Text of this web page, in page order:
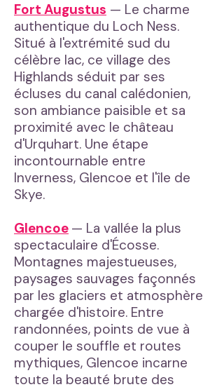
Fort Augustus — Le charme
authentique du Loch Ness.
Situé à l'extrémité sud du
célèbre lac, ce village des
Highlands séduit par ses
écluses du canal calédonien,
son ambiance paisible et sa
proximité avec le château
d'Urquhart. Une étape
incontournable entre
Inverness, Glencoe et l'île de
Skye.
Glencoe — La vallée la plus
spectaculaire d'Écosse.
Montagnes majestueuses,
paysages sauvages façonnés
par les glaciers et atmosphère
chargée d'histoire. Entre
randonnées, points de vue à
couper le souffle et routes
mythiques, Glencoe incarne
toute la beauté brute des